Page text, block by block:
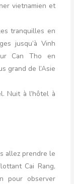
vietnamien et
tranquilles en
jusqu’à Vinh
Can Tho en
grand de l’Asie
Nuit à l’hôtel à
allez prendre le
Cai Rang,
pour observer